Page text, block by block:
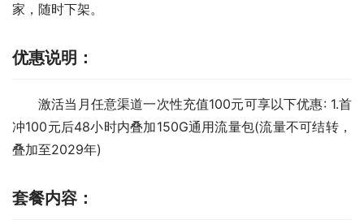
家，随时下架。
优惠说明：
激活当月任意渠道一次性充值100元可享以下优惠: 1.首
冲100元后48小时内叠加150G通用流量包(流量不可结转，
叠加至2029年)
套餐内容：